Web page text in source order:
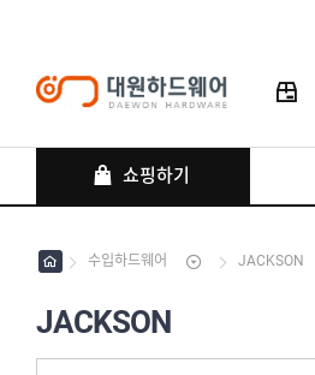
쇼핑하기
수입하드웨어 JACKSON
JACKSON